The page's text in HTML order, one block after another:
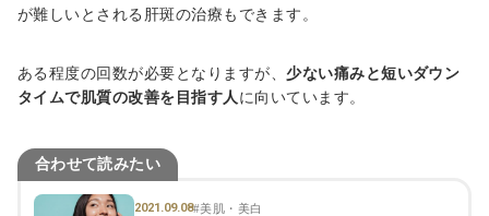
が難しいとされる肝斑の治療もできます。
ある程度の回数が必要となりますが、 少ない痛みと短いダウン
タイムで肌質の改善を目指す人 に向いています。
合わせて読みたい
2021.09.08#美肌・美白